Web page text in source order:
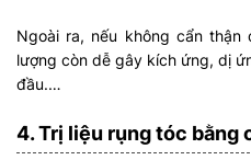
Ngoài ra, nếu không cẩn
lượng còn dễ gây kích ứng, dị
đầu.…
4. Trị liệu rụng tóc bằng